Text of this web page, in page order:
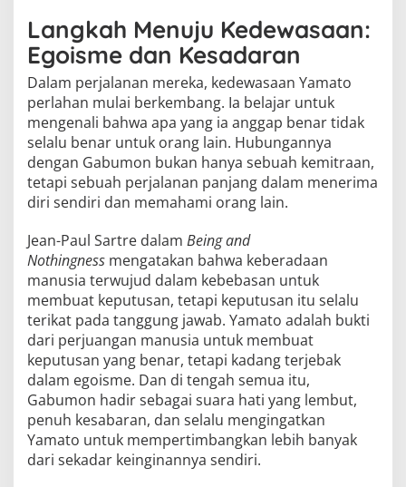
Langkah Menuju Kedewasaan:
Egoisme dan Kesadaran
Dalam perjalanan mereka, kedewasaan Yamato
perlahan mulai berkembang. Ia belajar untuk
mengenali bahwa apa yang ia anggap benar tidak
selalu benar untuk orang lain. Hubungannya
dengan Gabumon bukan hanya sebuah kemitraan,
tetapi sebuah perjalanan panjang dalam menerima
diri sendiri dan memahami orang lain.
Jean-Paul Sartre dalam Being and
Nothingness mengatakan bahwa keberadaan
manusia terwujud dalam kebebasan untuk
membuat keputusan, tetapi keputusan itu selalu
terikat pada tanggung jawab. Yamato adalah bukti
dari perjuangan manusia untuk membuat
keputusan yang benar, tetapi kadang terjebak
dalam egoisme. Dan di tengah semua itu,
Gabumon hadir sebagai suara hati yang lembut,
penuh kesabaran, dan selalu mengingatkan
Yamato untuk mempertimbangkan lebih banyak
dari sekadar keinginannya sendiri.